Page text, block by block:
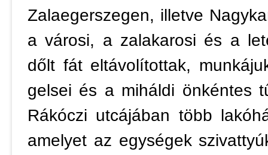
Zalaegerszegen, illetve
a városi, a zalakarosi és a
dőlt fát eltávolítottak,
gelsei és a miháldi önkéntes
Rákóczi utcájában több
amelyet az egységek